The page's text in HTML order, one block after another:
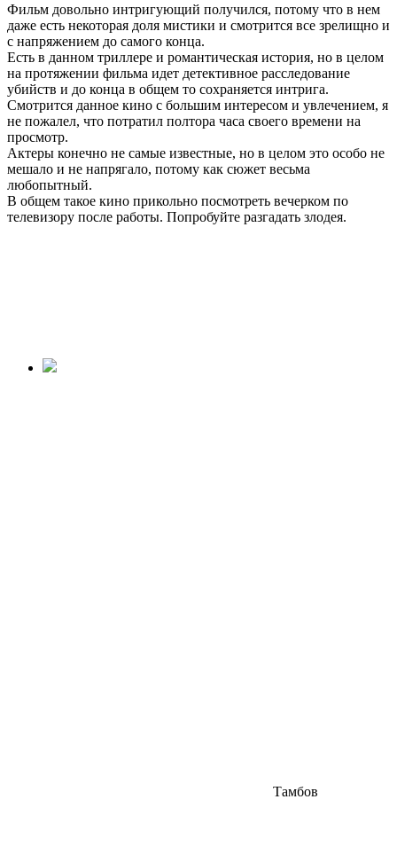
Фильм довольно интригующий получился, потому что в нем
даже есть некоторая доля мистики и смотрится все зрелищно и
с напряжением до самого конца.
Есть в данном триллере и романтическая история, но в целом
на протяжении фильма идет детективное расследование
убийств и до конца в общем то сохраняется интрига.
Смотрится данное кино с большим интересом и увлечением, я
не пожалел, что потратил полтора часа своего времени на
просмотр.
Актеры конечно не самые известные, но в целом это особо не
мешало и не напрягало, потому как сюжет весьма
любопытный.
В общем такое кино прикольно посмотреть вечерком по
телевизору после работы. Попробуйте разгадать злодея.
Тамбов